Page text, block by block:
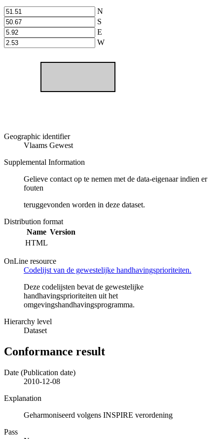
N
S
E
W
Geographic identifier
Vlaams Gewest
Supplemental Information
Gelieve contact op te nemen met de data-eigenaar indien er
fouten
teruggevonden worden in deze dataset.
Distribution format
Name Version
HTML
OnLine resource
Codelijst van de gewestelijke handhavingsprioriteiten.
Deze codelijsten bevat de gewestelijke
handhavingsprioriteiten uit het
omgevingshandhavingsprogramma.
Hierarchy level
Dataset
Conformance result
Date (Publication date)
2010-12-08
Explanation
Geharmoniseerd volgens INSPIRE verordening
Pass